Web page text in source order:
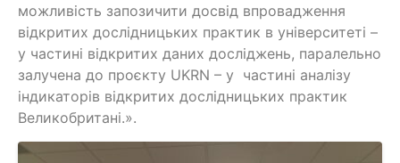
можливість запозичити досвід впровадження
відкритих дослідницьких практик в університеті –
у частині відкритих даних досліджень, паралельно
залучена до проєкту UKRN – у частині аналізу
індикаторів відкритих дослідницьких практик
Великобритані.».